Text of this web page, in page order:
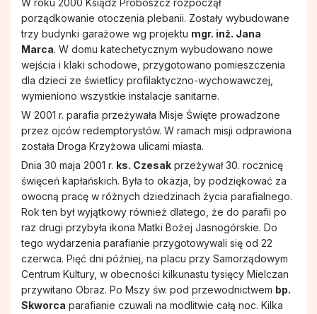
W roku 2000 Ksiądz Proboszcz rozpoczął
porządkowanie otoczenia plebanii. Zostały wybudowane
trzy budynki garażowe wg projektu mgr. inż. Jana
Marca. W domu katechetycznym wybudowano nowe
wejścia i klaki schodowe, przygotowano pomieszczenia
dla dzieci ze świetlicy profilaktyczno-wychowawczej,
wymieniono wszystkie instalacje sanitarne.
W 2001 r. parafia przeżywała Misje Święte prowadzone
przez ojców redemptorystów. W ramach misji odprawiona
została Droga Krzyżowa ulicami miasta.
Dnia 30 maja 2001 r. ks. Czesak przeżywał 30. rocznicę
święceń kapłańskich. Była to okazja, by podziękować za
owocną pracę w różnych dziedzinach życia parafialnego.
Rok ten był wyjątkowy również dlatego, że do parafii po
raz drugi przybyła ikona Matki Bożej Jasnogórskie. Do
tego wydarzenia parafianie przygotowywali się od 22
czerwca. Pięć dni później, na placu przy Samorządowym
Centrum Kultury, w obecności kilkunastu tysięcy Mielczan
przywitano Obraz. Po Mszy św. pod przewodnictwem bp.
Skworca parafianie czuwali na modlitwie całą noc. Kilka